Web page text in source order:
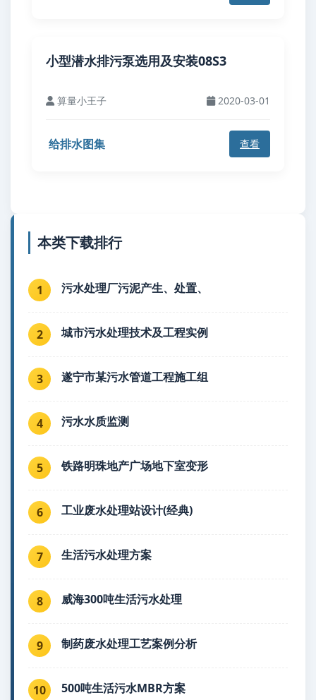
小型潜水排污泵选用及安装08S3
算量小王子 2020-03-01
给排水图集 查看
本类下载排行
1 污水处理厂污泥产生、处置、
2 城市污水处理技术及工程实例
3 遂宁市某污水管道工程施工组
4 污水水质监测
5 铁路明珠地产广场地下室变形
6 工业废水处理站设计(经典)
7 生活污水处理方案
8 威海300吨生活污水处理
9 制药废水处理工艺案例分析
10 500吨生活污水MBR方案